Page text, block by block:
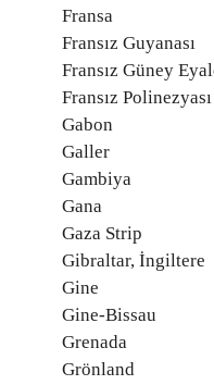
Fransa
Fransız Guyanası
Fransız Güney
Fransız Polinezyası
Gabon
Galler
Gambiya
Gana
Gaza Strip
Gibraltar, İngiltere
Gine
Gine-Bissau
Grenada
Grönland